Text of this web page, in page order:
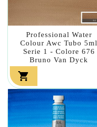
Professional Water
Colour Awc Tubo 5ml
Serie 1 - Colore 676
Bruno Van Dyck
